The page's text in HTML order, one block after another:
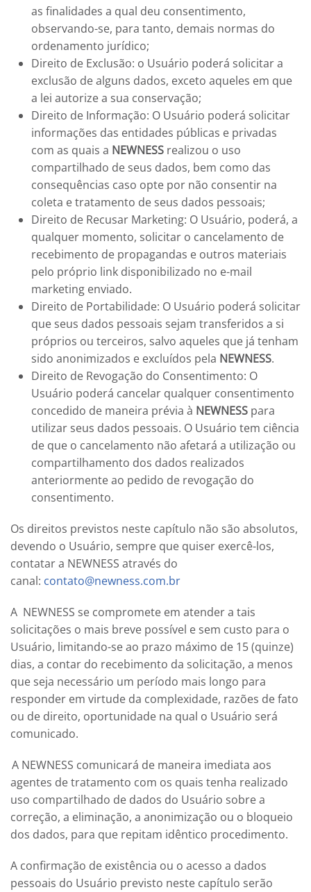
as finalidades a qual deu consentimento,
observando-se, para tanto, demais normas do
ordenamento jurídico;
Direito de Exclusão: o Usuário poderá solicitar a
exclusão de alguns dados, exceto aqueles em que
a lei autorize a sua conservação;
Direito de Informação: O Usuário poderá solicitar
informações das entidades públicas e privadas
com as quais a NEWNESS realizou o uso
compartilhado de seus dados, bem como das
consequências caso opte por não consentir na
coleta e tratamento de seus dados pessoais;
Direito de Recusar Marketing: O Usuário, poderá, a
qualquer momento, solicitar o cancelamento de
recebimento de propagandas e outros materiais
pelo próprio link disponibilizado no e-mail
marketing enviado.
Direito de Portabilidade: O Usuário poderá solicitar
que seus dados pessoais sejam transferidos a si
próprios ou terceiros, salvo aqueles que já tenham
sido anonimizados e excluídos pela NEWNESS.
Direito de Revogação do Consentimento: O
Usuário poderá cancelar qualquer consentimento
concedido de maneira prévia à NEWNESS para
utilizar seus dados pessoais. O Usuário tem ciência
de que o cancelamento não afetará a utilização ou
compartilhamento dos dados realizados
anteriormente ao pedido de revogação do
consentimento.
Os direitos previstos neste capítulo não são absolutos,
devendo o Usuário, sempre que quiser exercê-los,
contatar a NEWNESS através do
canal: contato@newness.com.br
A NEWNESS se compromete em atender a tais
solicitações o mais breve possível e sem custo para o
Usuário, limitando-se ao prazo máximo de 15 (quinze)
dias, a contar do recebimento da solicitação, a menos
que seja necessário um período mais longo para
responder em virtude da complexidade, razões de fato
ou de direito, oportunidade na qual o Usuário será
comunicado.
A NEWNESS comunicará de maneira imediata aos
agentes de tratamento com os quais tenha realizado
uso compartilhado de dados do Usuário sobre a
correção, a eliminação, a anonimização ou o bloqueio
dos dados, para que repitam idêntico procedimento.
A confirmação de existência ou o acesso a dados
pessoais do Usuário previsto neste capítulo serão